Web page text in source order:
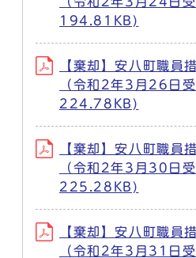
194.81KB)
【棄却】安八町職員
（令和2年3月26日
224.78KB)
【棄却】安八町職員
（令和2年3月30日
225.28KB)
【棄却】安八町職員
（令和2年3月31日